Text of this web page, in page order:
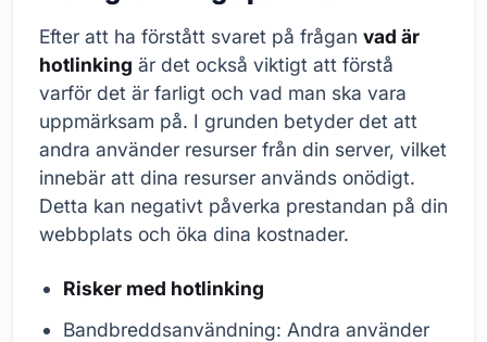
Efter att ha förstått svaret på frågan vad är
hotlinking är det också viktigt att förstå
varför det är farligt och vad man ska vara
uppmärksam på. I grunden betyder det att
andra använder resurser från din server, vilket
innebär att dina resurser används onödigt.
Detta kan negativt påverka prestandan på din
webbplats och öka dina kostnader.
Risker med hotlinking
Bandbreddsanvändning: Andra använder